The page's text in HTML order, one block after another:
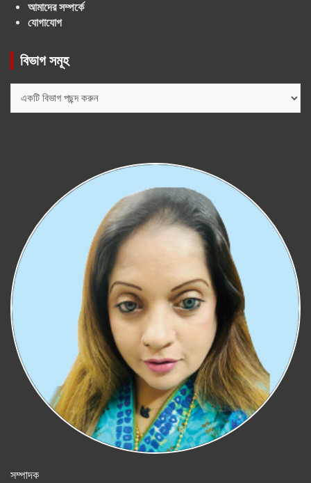
আমাদের সম্পর্কে
যোগাযোগ
বিভাগ সমূহ
সমূহ
সম্পাদক